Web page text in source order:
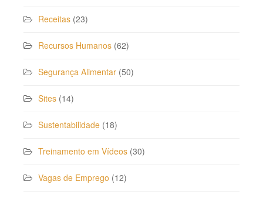
Receitas (23)
Recursos Humanos (62)
Segurança Alimentar (50)
Sites (14)
Sustentabilidade (18)
Treinamento em Vídeos (30)
Vagas de Emprego (12)